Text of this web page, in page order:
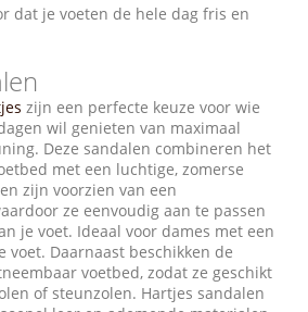
dat je voeten de hele dag fris en
zijn een perfecte keuze voor wie
wil genieten van maximaal
Deze sandalen combineren het
met een luchtige, zomerse
zijn voorzien van een
ze eenvoudig aan te passen
je voet. Ideaal voor dames met een
voet. Daarnaast beschikken de
voetbed, zodat ze geschikt
of steunzolen. Hartjes sandalen